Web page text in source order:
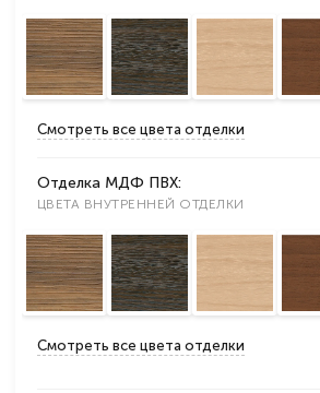
Смотреть все цвета отделки
Отделка МДФ ПВХ:
ЦВЕТА ВНУТРЕННЕЙ ОТДЕЛКИ
Смотреть все цвета отделки